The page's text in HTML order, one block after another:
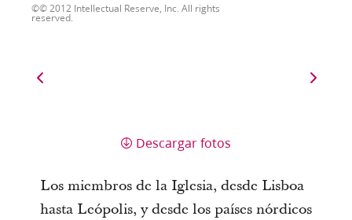
© 2012 Intellectual Reserve, Inc. All rights
reserved.
Descargar fotos
Los miembros de la Iglesia, desde Lisboa
hasta Leópolis, y desde los países nórdicos